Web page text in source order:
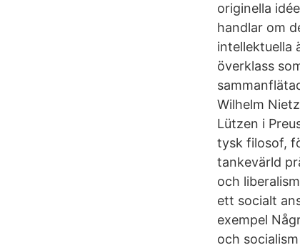
originella
handlar om
intellektuella
överklass
Wilhelm
Lützen i
tysk filosof,
tankevärld
och
ett socialt
exempel
och